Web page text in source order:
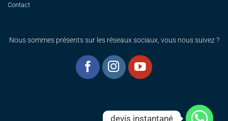
Contact
Nous sommes présents sur les réseaux sociaux, vous nous suivez ?
devis instantané